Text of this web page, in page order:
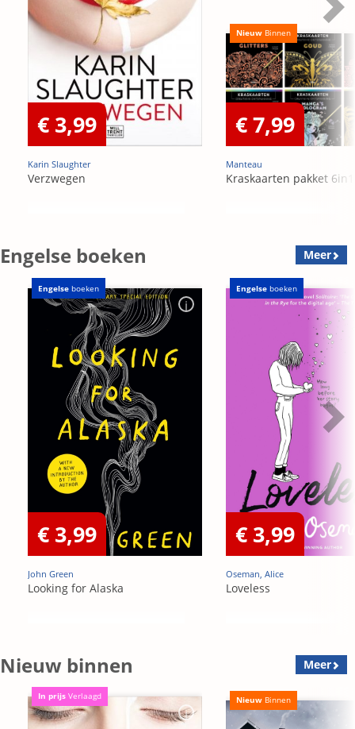
€ 3,99
Karin Slaughter
Verzwegen
Nieuw Binnen
€ 7,99
Manteau
Kraskaarten pakket 6in1
Engelse boeken Meer
Engelse boeken
€ 3,99
John Green
Looking for Alaska
Engelse boeken
€ 3,99
Oseman, Alice
Loveless
Nieuw binnen Meer
In prijs Verlaagd Nieuw Binnen